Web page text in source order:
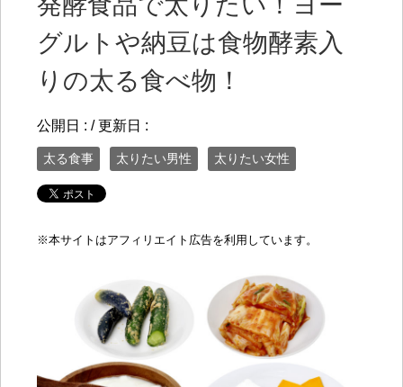
グルトや納豆は食物酵素入
りの太る食べ物！
公開日 : / 更新日 :
太る食事 太りたい男性 太りたい女性
※本サイトはアフィリエイト広告を利用しています。